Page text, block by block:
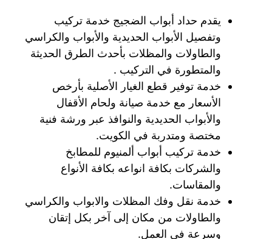
يقدم حداد أبواب الضجيج خدمة تركيب
وتفصيل الأبواب الحديدية والأبواب والكراسي
والطاولات والمظلات بأحدث الطرق الحديثة
والمتطورة في التركيب .
خدمة توفير قطع الغيار الأصلية بأرخص
الأسعار مع خدمة صيانة ولحام الأقفال
والأبواب الحديدية والنوافذ عبر ورشة فنية
مختصة ومتدربة في الكويت.
خدمة تركيب أبواب ألمنيوم للمطابخ
والشركات بكافة انواعه بكافة الأنواع
والمقاسات.
خدمة نقل وفك المظلات والابواب والكراسي
والطاولات من مكان إلى آخر بكل إتقان
وسرعة في العمل.